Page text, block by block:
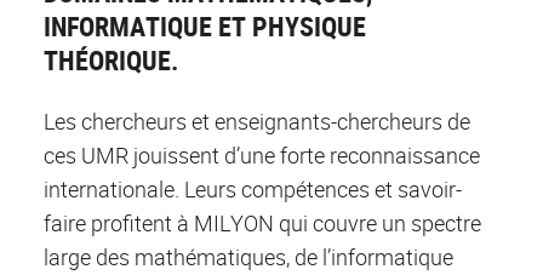
INFORMATIQUE ET PHYSIQUE
THÉORIQUE.
Les chercheurs et enseignants-chercheurs de
ces UMR jouissent d’une forte reconnaissance
internationale. Leurs compétences et savoir-
faire profitent à MILYON qui couvre un spectre
large des mathématiques, de l’informatique